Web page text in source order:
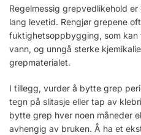
Regelmessig grepvedlikehold
lang levetid. Rengjør grepene
fuktighetsoppbygging, som kan
vann, og unngå sterke
grepmaterialet.
I tillegg, vurder å bytte grep
tegn på slitasje eller tap av
bytte grep hver noen måneder
avhengig av bruken. Å ha et